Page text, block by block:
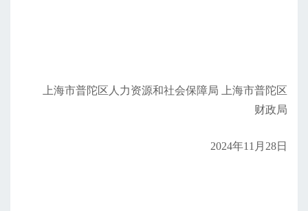
上海市普陀区人力资源和社会保障局 上海市普陀区
财政局
2024年11月28日